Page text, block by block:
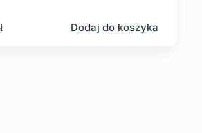
Dodaj do koszyka